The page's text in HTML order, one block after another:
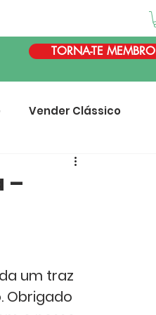
TORNA-TE MEMBRO
Vender Clássico
–
um traz
Obrigado